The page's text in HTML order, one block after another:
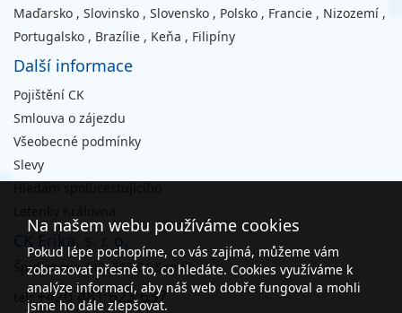
Maďarsko , Slovinsko , Slovensko , Polsko , Francie , Nizozemí ,
Portugalsko , Brazílie , Keňa , Filipíny
Další informace
Pojištění CK
Smlouva o zájezdu
Všeobecné podmínky
Slevy
CK Erika, s. r. o.
Špidlenova 442, 513 01 Semily
tel:+420 481 623 637
Na našem webu používáme cookies
Pokud lépe pochopíme, co vás zajímá, můžeme vám
zobrazovat přesně to, co hledáte. Cookies využíváme k
analýze informací, aby náš web dobře fungoval a mohli
jsme ho dále zlepšovat.